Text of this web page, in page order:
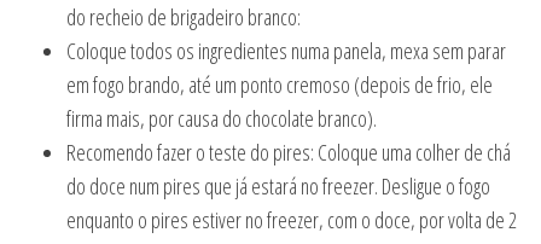
do recheio de brigadeiro branco:
Coloque todos os ingredientes numa panela, mexa sem parar
em fogo brando, até um ponto cremoso (depois de frio, ele
firma mais, por causa do chocolate branco).
Recomendo fazer o teste do pires: Coloque uma colher de chá
do doce num pires que já estará no freezer. Desligue o fogo
enquanto o pires estiver no freezer, com o doce, por volta de 2